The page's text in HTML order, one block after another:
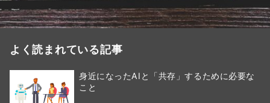
よく読まれている記事
身近になったAIと「共存」するために必要な
こと